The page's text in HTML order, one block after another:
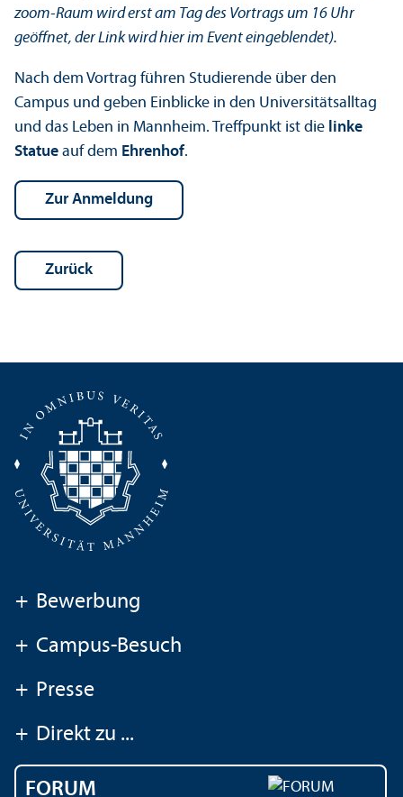
zoom-Raum wird erst am Tag des Vortrags um 16 Uhr
geöffnet, der Link wird hier im Event eingeblendet).
Nach dem Vortrag führen Studierende über den
Campus und geben Einblicke in den Universitäts­alltag
und das Leben in Mannheim. Treffpunkt ist die linke
Statue auf dem Ehrenhof.
Zur Anmeldung
Zurück
+ Bewerbung
+ Campus-Besuch
+ Presse
+ Direkt zu ...
FORUM